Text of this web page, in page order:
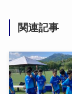
関連記事